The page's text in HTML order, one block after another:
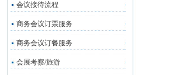
会议接待流程
商务会议订票服务
商务会议订餐服务
会展考察/旅游